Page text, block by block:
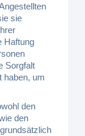
sie
Haftung
Sorgfalt
haben, um
den
den